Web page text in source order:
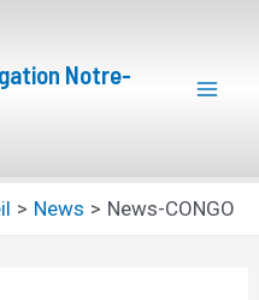
Notre-
News News-CONGO